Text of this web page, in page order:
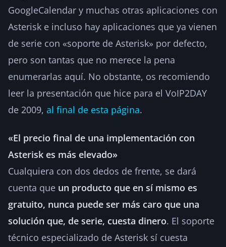
GoogleCalendar y muchas otras aplicaciones con
Asterisk e incluso hay aplicaciones que ya vienen
de serie con «soporte de Asterisk» por defecto,
pero son tantas que no merece la pena
enumerarlas aquí. No obstante, os recomiendo
leer la presentación que hice para el VoIP2DAY
de 2009, al final de esta página.
«El precio final de una implementación con
Asterisk es más elevado»
Cualquiera con dos dedos de frente, se dará
cuenta que un producto que en sí mismo es
gratuito, nunca puede ser más caro que una
solución que, de serie, cuesta dinero. El soporte
técnico especializado de Asterisk sí cuesta